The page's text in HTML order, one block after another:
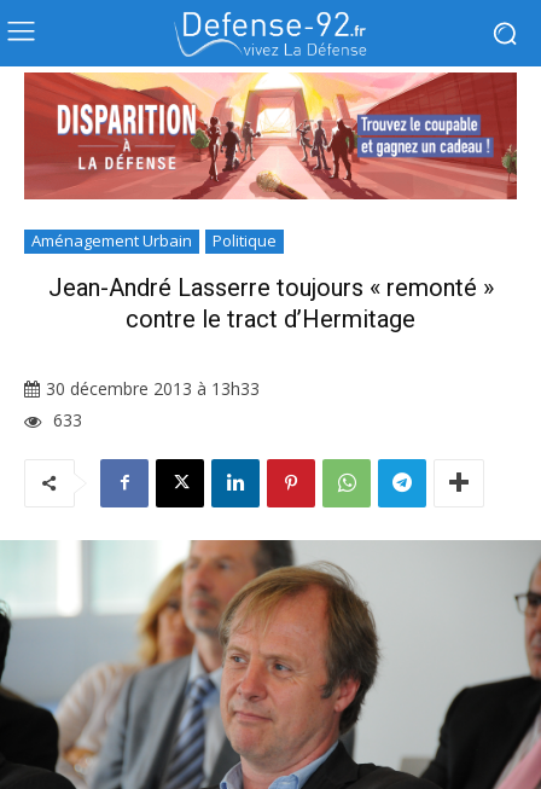
Aménagement Urbain Politique
Jean-André Lasserre toujours « remonté »
contre le tract d’Hermitage
30 décembre 2013 à 13h33
633